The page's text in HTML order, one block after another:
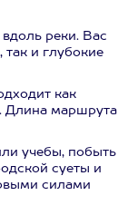
реки. Вас
и глубокие
как
Длина маршрута
учебы, побыть
суеты и
силами